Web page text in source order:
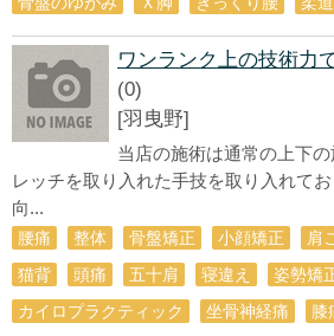
ワンランク上の技術力
(0)
[羽曳野]
当店の施術は通常の上下
レッチを取り入れた手技を取り入れて
向...
腰痛 整体 骨盤矯正 小顔矯正 肩
猫背
頭痛 五十肩 寝違え
姿勢矯
カイロプラクティック
坐骨神経痛 膝